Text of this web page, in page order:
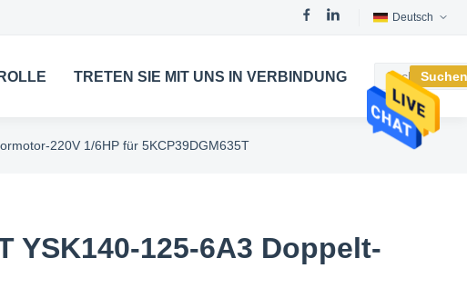
Deutsch
TRETEN SIE MIT UNS IN VERBINDUNG
220V 1/6HP für 5KCP39DGM635T
YSK140-125-6A3 Doppelt-